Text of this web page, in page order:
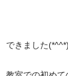
できました(*^^*)